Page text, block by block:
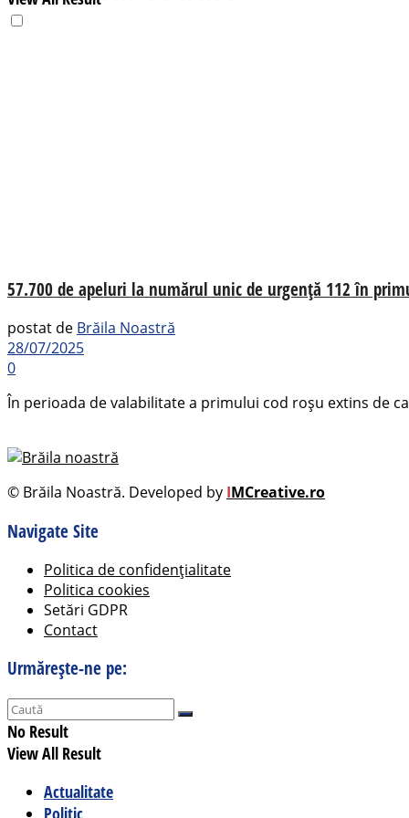
57.700 de apeluri la numărul unic de urgență 112 în
postat de Brăila Noastră
28/07/2025
0
În perioada de valabilitate a primului cod roșu extins de
© Brăila Noastră. Developed by IMCreative.ro
Navigate Site
Politica de confidențialitate
Politica cookies
Setări GDPR
Contact
Urmărește-ne pe:
No Result
View All Result
Actualitate
Politic